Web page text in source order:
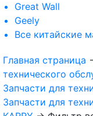
Great Wall
Geely
Все китайские
Главная страница
технического
Запчасти для
Запчасти для